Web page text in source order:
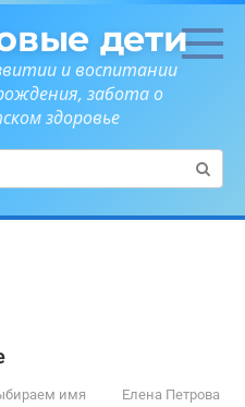
дети
и воспитании
забота о
здоровье
имя Елена Петрова